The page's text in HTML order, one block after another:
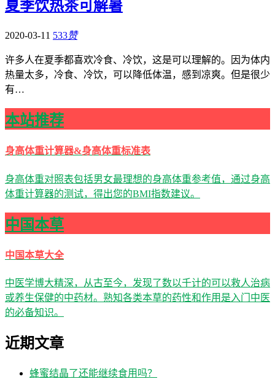
夏季饮热茶可解暑
2020-03-11 533赞
许多人在夏季都喜欢冷食、冷饮，这是可以理解的。因为体内
热量太多，冷食、冷饮，可以降低体温，感到凉爽。但是很少
有…
本站推荐
身高体重计算器&身高体重标准表
身高体重对照表包括男女最理想的身高体重参考值，通过身高
体重计算器的测试，得出您的BMI指数建议。
中国本草
中国本草大全
中医学博大精深，从古至今，发现了数以千计的可以救人治病
或养生保健的中药材。熟知各类本草的药性和作用是入门中医
的必备知识。
近期文章
蜂蜜结晶了还能继续食用吗？